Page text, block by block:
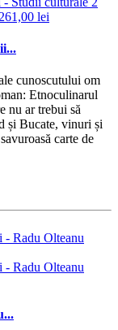
cunoscutului om
Etnoculinarul
nu ar trebui să
și Bucate, vinuri și
carte de